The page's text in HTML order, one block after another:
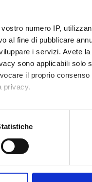
numero IP,
al fine di pubblicare
i servizi. Avete
sono applicabili solo
il proprio
privacy.
di qualche
sui cookie.
accademico
who intend to request